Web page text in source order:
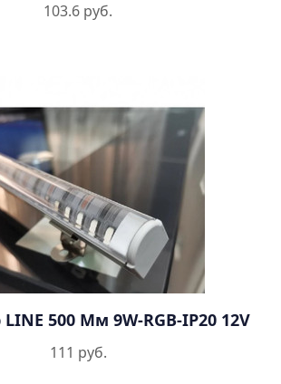
103.6 руб.
500 Мм 9W-RGB-IP20 12V
111 руб.